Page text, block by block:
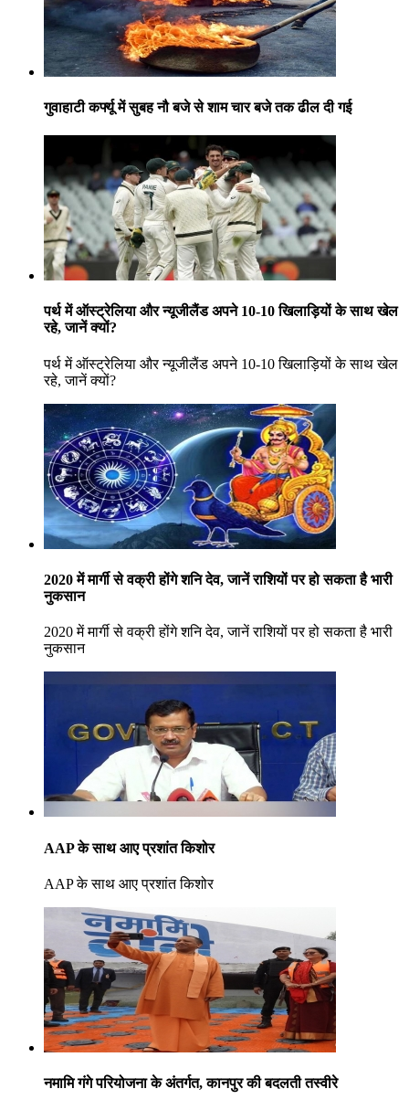
गुवाहाटी कर्फ्यू में सुबह नौ बजे से शाम चार बजे तक ढील दी गई
पर्थ में ऑस्ट्रेलिया और न्यूजीलैंड अपने 10-10 खिलाड़ियों के साथ खेल
रहे, जानें क्यों?
पर्थ में ऑस्ट्रेलिया और न्यूजीलैंड अपने 10-10 खिलाड़ियों के साथ खेल
रहे, जानें क्यों?
2020 में मार्गी से वक्री होंगे शनि देव, जानें राशियों पर हो सकता है भारी
नुकसान
2020 में मार्गी से वक्री होंगे शनि देव, जानें राशियों पर हो सकता है भारी
नुकसान
AAP के साथ आए प्रशांत किशोर
AAP के साथ आए प्रशांत किशोर
नमामि गंगे परियोजना के अंतर्गत, कानपुर की बदलती तस्वीरे